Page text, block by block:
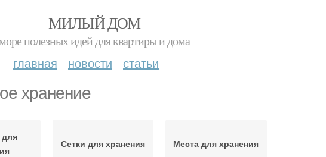
МИЛЫЙ ДОМ
полезных идей для квартиры и дома
главная новости статьи
хранение
Сетки для хранения Места для хранения